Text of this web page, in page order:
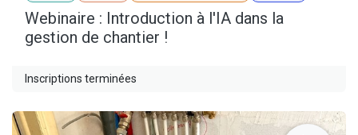
Webinaire : Introduction à l'IA dans la
gestion de chantier !
Inscriptions terminées